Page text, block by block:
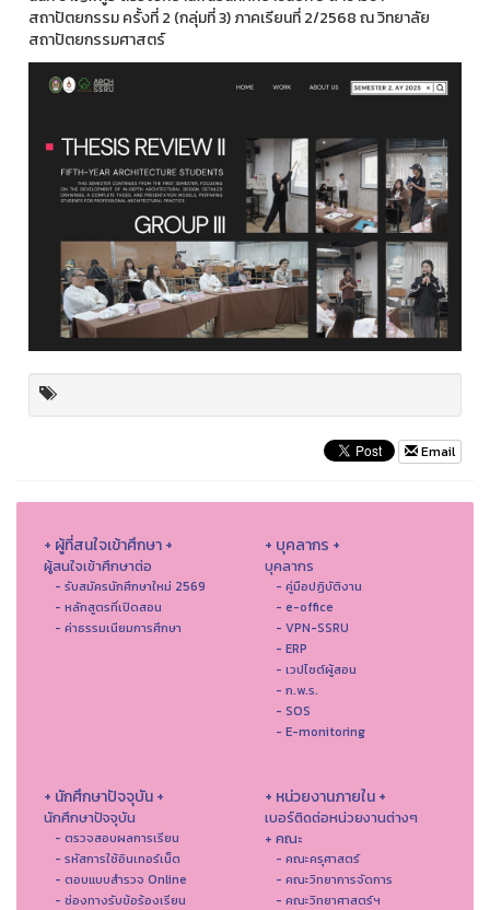
สถาปัตยกรรม ครั้งที่ 2 (กลุ่มที่ 3) ภาคเรียนที่ 2/2568 ณ วิทยาลัย
สถาปัตยกรรมศาสตร์
Email
+ ผู้ที่สนใจเข้าศึกษา +
ผู้สนใจเข้าศึกษาต่อ
- รับสมัครนักศึกษาใหม่ 2569
- หลักสูตรที่เปิดสอน
- ค่าธรรมเนียมการศึกษา
+ บุคลากร +
บุคลากร
- คู่มือปฏิบัติงาน
- e-office
- VPN-SSRU
- ERP
- เวปไซต์ผู้สอน
- ก.พ.ร.
- SOS
- E-monitoring
+ นักศึกษาปัจจุบัน +
นักศึกษาปัจจุบัน
- ตรวจสอบผลการเรียน
- รหัสการใช้อินเทอร์เน็ต
- ตอบแบบสำรวจ Online
- ช่องทางรับข้อร้องเรียน
+ หน่วยงานภายใน +
เบอร์ติดต่อหน่วยงานต่างๆ
+ คณะ
- คณะครุศาสตร์
- คณะวิทยาการจัดการ
- คณะวิทยาศาสตร์ฯ